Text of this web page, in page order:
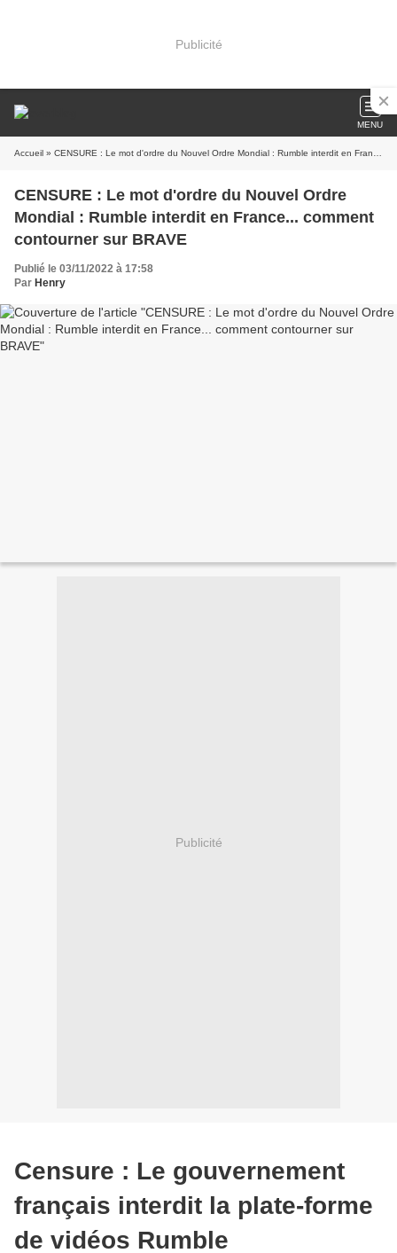
Publicité
MENU
Accueil » CENSURE : Le mot d'ordre du Nouvel Ordre Mondial : Rumble interdit en France... comment contourner sur BRAVE
CENSURE : Le mot d'ordre du Nouvel Ordre
Mondial : Rumble interdit en France... comment
contourner sur BRAVE
Publié le 03/11/2022 à 17:58
Par Henry
Publicité
Censure : Le gouvernement
français interdit la plate-forme
de vidéos Rumble